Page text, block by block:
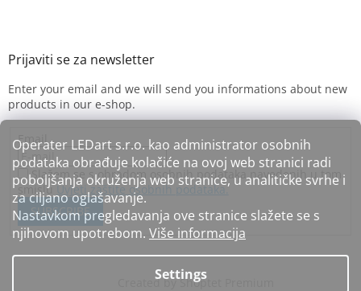
Operater LEDart s.r.o. kao administrator osobnih
podataka obrađuje kolačiće na ovoj web stranici radi
poboljšanja okruženja web stranice, u analitičke svrhe i
za ciljano oglašavanje.
Nastavkom pregledavanja ove stranice slažete se s
njihovom upotrebom. Više informacija
Settings
Enter your email and we will send you informations about new
products in our e-shop.
Email
Slažem se s obradom osobnih podataka navedenih u tom
smisluUvjeti zaštite osobnih podataka.
SUBSCRIBE
Created by Shoptet Premium